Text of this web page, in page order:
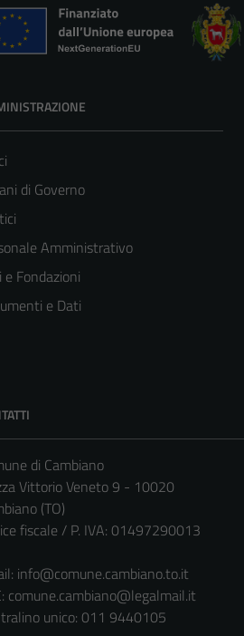
di Governo
Amministrativo
e Fondazioni
e Dati
di Cambiano
Vittorio Veneto 9 - 10020
(TO)
fiscale / P. IVA: 01497290013
info@comune.cambiano.to.it
comune.cambiano@legalmail.it
unico: 011 9440105